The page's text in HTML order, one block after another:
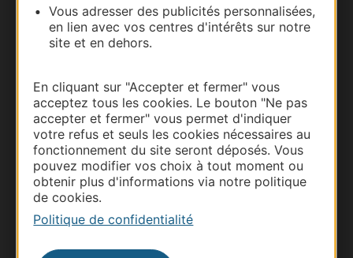
Vous adresser des publicités personnalisées,
en lien avec vos centres d'intérêts sur notre
site et en dehors.
En cliquant sur "Accepter et fermer" vous
acceptez tous les cookies. Le bouton "Ne pas
accepter et fermer" vous permet d'indiquer
votre refus et seuls les cookies nécessaires au
fonctionnement du site seront déposés. Vous
pouvez modifier vos choix à tout moment ou
obtenir plus d'informations via notre politique
de cookies.
Politique de confidentialité
Thermalisme
Business/Mice
Pros d'Occitanie
Site presse et d'influence
Voyagistes